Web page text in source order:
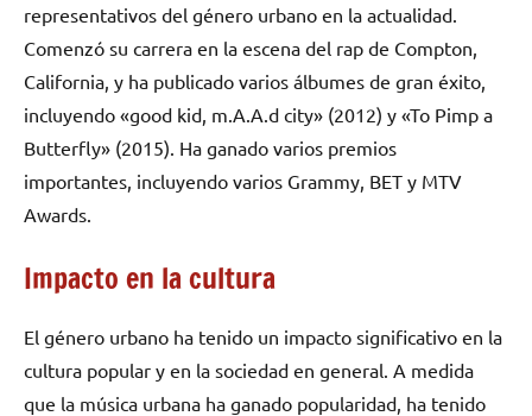
representativos del género urbano en la actualidad.
Comenzó su carrera en la escena del rap de Compton,
California, y ha publicado varios álbumes de gran éxito,
incluyendo «good kid, m.A.A.d city» (2012) y «To Pimp a
Butterfly» (2015). Ha ganado varios premios
importantes, incluyendo varios Grammy, BET y MTV
Awards.
Impacto en la cultura
El género urbano ha tenido un impacto significativo en la
cultura popular y en la sociedad en general. A medida
que la música urbana ha ganado popularidad, ha tenido